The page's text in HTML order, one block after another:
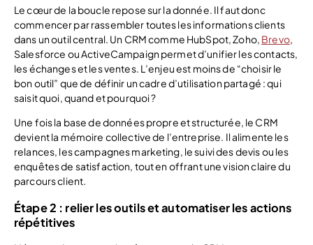
Le cœur de la boucle repose sur la donnée. Il faut donc
commencer par rassembler toutes les informations clients
dans un outil central. Un CRM comme HubSpot, Zoho, Brevo,
Salesforce ou ActiveCampaign permet d’unifier les contacts,
les échanges et les ventes. L’enjeu est moins de “choisir le
bon outil” que de définir un cadre d’utilisation partagé : qui
saisit quoi, quand et pourquoi ?
Une fois la base de données propre et structurée, le CRM
devient la mémoire collective de l’entreprise. Il alimente les
relances, les campagnes marketing, le suivi des devis ou les
enquêtes de satisfaction, tout en offrant une vision claire du
parcours client.
Étape 2 : relier les outils et automatiser les actions
répétitives